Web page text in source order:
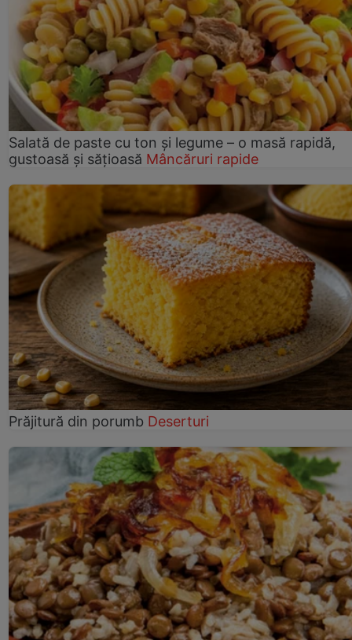
Salată de paste cu ton și legume – o masă rapidă,
gustoasă și sățioasă Mâncăruri rapide
Prăjitură din porumb Deserturi